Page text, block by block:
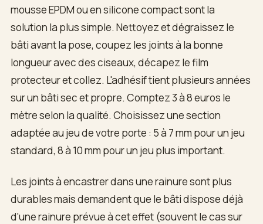
mousse EPDM ou en silicone compact sont la
solution la plus simple. Nettoyez et dégraissez le
bâti avant la pose, coupez les joints à la bonne
longueur avec des ciseaux, décapez le film
protecteur et collez. L'adhésif tient plusieurs années
sur un bâti sec et propre. Comptez 3 à 8 euros le
mètre selon la qualité. Choisissez une section
adaptée au jeu de votre porte : 5 à 7 mm pour un jeu
standard, 8 à 10 mm pour un jeu plus important.
Les joints à encastrer dans une rainure sont plus
durables mais demandent que le bâti dispose déjà
d'une rainure prévue à cet effet (souvent le cas sur